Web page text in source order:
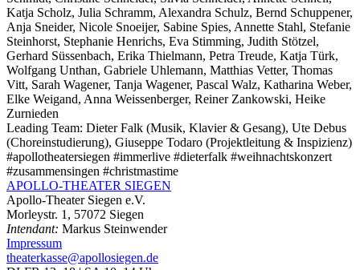
Katja Scholz, Julia Schramm, Alexandra Schulz, Bernd Schuppener,
Anja Sneider, Nicole Snoeijer, Sabine Spies, Annette Stahl, Stefanie
Steinhorst, Stephanie Henrichs, Eva Stimming, Judith Stötzel,
Gerhard Süssenbach, Erika Thielmann, Petra Treude, Katja Türk,
Wolfgang Unthan, Gabriele Uhlemann, Matthias Vetter, Thomas
Vitt, Sarah Wagener, Tanja Wagener, Pascal Walz, Katharina Weber,
Elke Weigand, Anna Weissenberger, Reiner Zankowski, Heike
Zurnieden
Leading Team: Dieter Falk (Musik, Klavier & Gesang), Ute Debus
(Choreinstudierung), Giuseppe Todaro (Projektleitung & Inspizienz)
#apollotheatersiegen #immerlive #dieterfalk #weihnachtskonzert
#zusammensingen #christmastime
APOLLO-THEATER SIEGEN
Apollo-Theater Siegen e.V.
Morleystr. 1, 57072 Siegen
Intendant: Markus Steinwender
Impressum
theaterkasse@apollosiegen.de